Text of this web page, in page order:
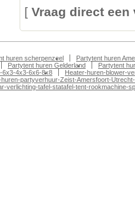
[ Vraag direct
huren scherpenzeel
Partytent huren
Partytent huren Gelderland
Partytent
6x3-4x3-6x6-8x8
Heater-huren-blower-
partyverhuur-Zeist-Amersfoort-
verlichting-tafel-statafel-tent-